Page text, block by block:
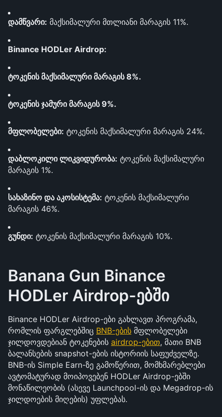
დამწვარი: მაქსიმალური მთლიანი მარაგის 11%.
Binance HODLer Airdrop:
ტოკენის მაქსიმალური მარაგის 8%.
ტოკენის ჯამური მარაგის 9%.
მფლობელები: ტოკენის მაქსიმალური მარაგის 24%.
დაბლოკილი ლიკვიდურობა: ტოკენის მაქსიმალური
მარაგის 1%.
სახაზინო და აკოსისტემა: ტოკენის მაქსიმალური
მარაგის 46%.
გუნდი: ტოკენის მაქსიმალური მარაგის 10%.
Banana Gun Binance
HODLer Airdrop-ებში
Binance HODLer Airdrop-ები გახლავთ პროგრამა,
რომლის ფარგლებშიც BNB-ების მფლობელები
ჯილდოვდებიან ტოკენების airdrop-ებით, მათი BNB
ბალანსების snapshot-ების ისტორიის საფუძველზე.
BNB-ის Simple Earn-ზე გამოწერით, მომხმარებლები
ავტომატურად მოიპოვებენ HODLer Airdrop-ებში
მონაწილეობის (ასევე Launchpool-ის და Megadrop-ის
ჯილდოების მიღების) უფლებას.